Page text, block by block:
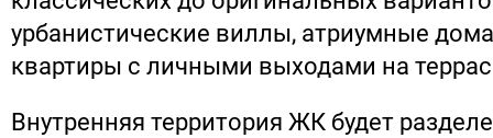
урбанистические виллы, атриумные
квартиры с личными выходами на
Внутренняя территория ЖК будет